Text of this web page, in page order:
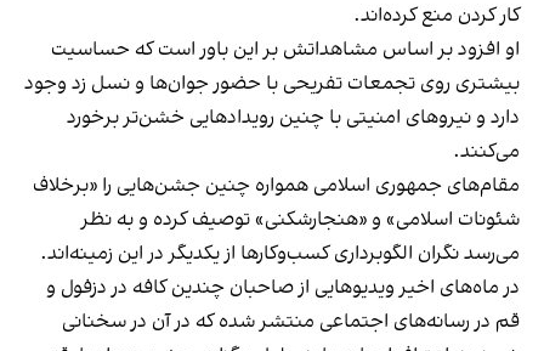
کار کردن منع کرده‌اند.
او افزود بر اساس مشاهداتش بر این باور است که حساسیت
بیشتری روی تجمعات تفریحی با حضور جوان‌ها و نسل زد وجود
دارد و نیروهای امنیتی با چنین رویدادهایی خشن‌تر برخورد
می‌کنند.
مقام‌های جمهوری اسلامی همواره چنین جشن‌هایی را «برخلاف
شئونات اسلامی» و «هنجارشکنی» توصیف کرده و به نظر
می‌رسد نگران الگوبرداری کسب‌وکارها از یکدیگر در این زمینه‌اند.
در ماه‌های اخیر ویدیوهایی از صاحبان چندین کافه در دزفول و
قم در رسانه‌های اجتماعی منتشر شده که در آن در سخنانی